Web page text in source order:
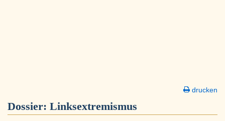
drucken
Dossier: Linksextremismus